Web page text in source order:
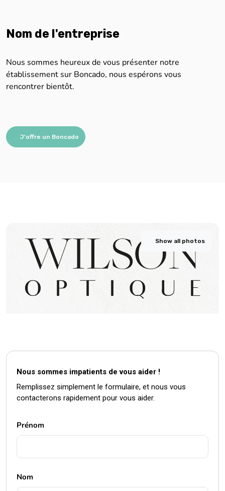
Nom de l'entreprise
Nous sommes heureux de vous présenter notre
établissement sur Boncado, nous espérons vous
rencontrer bientôt.
J'offre un Boncado
Show all photos
Nous sommes impatients de vous aider !
Remplissez simplement le formulaire, et nous vous
contacterons rapidement pour vous aider.
Prénom
Nom